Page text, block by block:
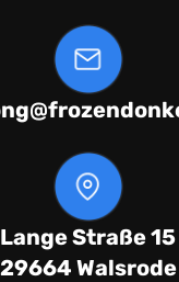
Lange Straße 15
29664 Walsrode